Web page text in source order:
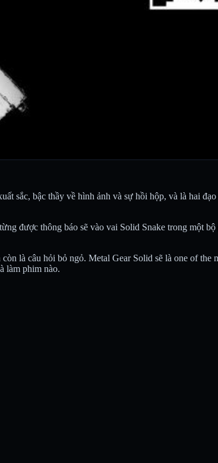
sắc, bậc thầy về hình ảnh và sự hồi hộp, và là hai đạo
được thông báo sẽ vào vai Solid Snake trong một bộ
là câu hỏi bỏ ngỏ. Metal Gear Solid sẽ là one of the
làm phim nào.